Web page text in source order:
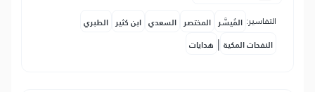
التفاسير: المُيسَّر المختصر السعدي ابن كثير الطبري
النفحات المكية | هدايات